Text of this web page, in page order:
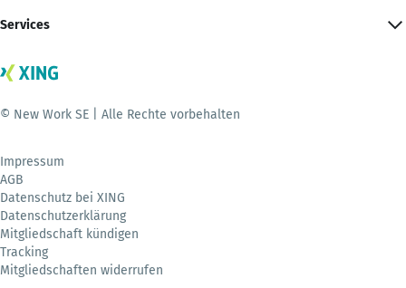
Services
© New Work SE | Alle Rechte vorbehalten
Impressum
AGB
Datenschutz bei XING
Datenschutzerklärung
Mitgliedschaft kündigen
Tracking
Mitgliedschaften widerrufen